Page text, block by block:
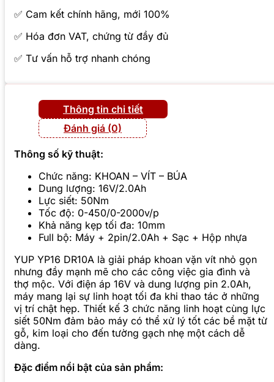
✅ Cam kết chính hãng, mới 100%
✅ Hóa đơn VAT, chứng từ đầy đủ
✅ Tư vấn hỗ trợ nhanh chóng
Thông tin chi tiết
Đánh giá (0)
Thông số kỹ thuật:
Chức năng: KHOAN – VÍT – BÚA
Dung lượng: 16V/2.0Ah
Lực siết: 50Nm
Tốc độ: 0-450/0-2000v/p
Khả năng kẹp tối đa: 10mm
Full bộ: Máy + 2pin/2.0Ah + Sạc + Hộp nhựa
YUP YP16 DR10A là giải pháp khoan vặn vít nhỏ gọn
nhưng đầy mạnh mẽ cho các công việc gia đình và
thợ mộc. Với điện áp 16V và dung lượng pin 2.0Ah,
máy mang lại sự linh hoạt tối đa khi thao tác ở những
vị trí chật hẹp. Thiết kế 3 chức năng linh hoạt cùng lực
siết 50Nm đảm bảo máy có thể xử lý tốt các bề mặt từ
gỗ, kim loại cho đến tường gạch nhẹ một cách dễ
dàng.
Đặc điểm nổi bật của sản phẩm: